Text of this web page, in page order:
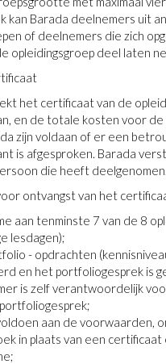
kan Barada deelnemers uit
of deelnemers die zich
opleidingsgroep deel laten
het certificaat van de
en de totale kosten voor
zijn voldaan of er een
is afgesproken. Barada
die heeft deelgenomen.
ontvangst van het
aan tenminste 7 van de 8
lesdagen);
- opdrachten
en het portfoliogesprek is
is zelf verantwoordelijk
aan de voorwaarden,
in plaats van een certificaat